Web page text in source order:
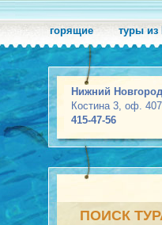
горящие туры из
Нижний Новгород
Костина 3, оф. 407
415-47-56
ПОИСК